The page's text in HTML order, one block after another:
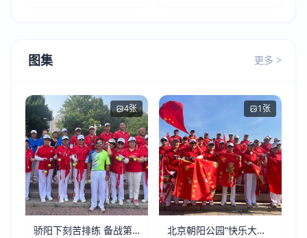
图集 更多 >
4张
骄阳下刻苦排练 备战第
1张
北京朝阳公园“快乐大本